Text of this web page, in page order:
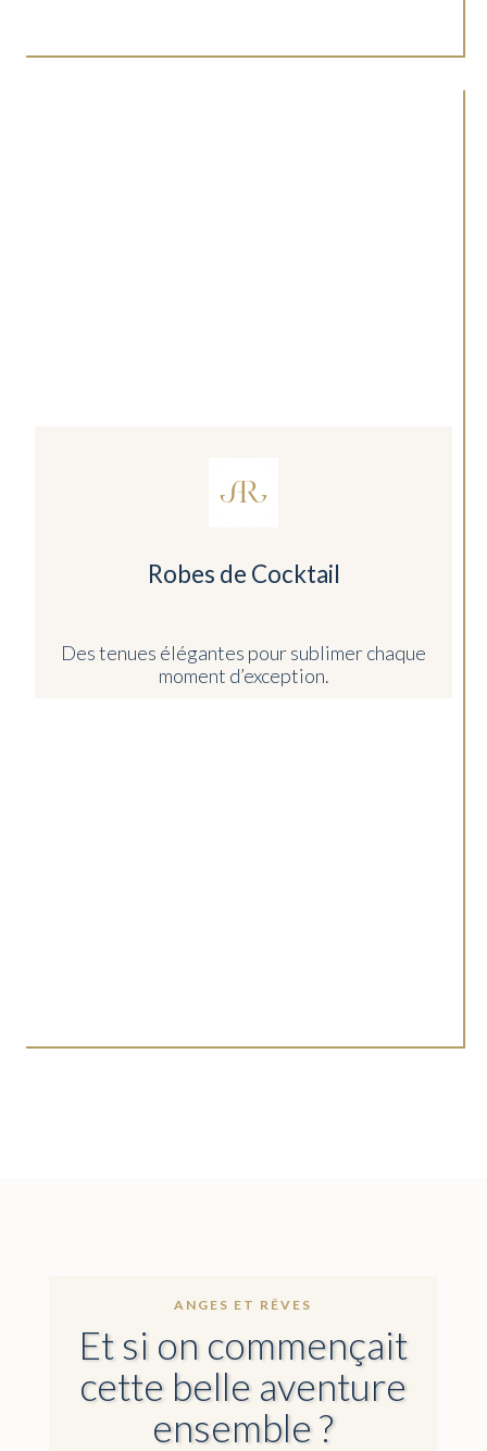
Robes de Cocktail
Des tenues élégantes pour sublimer chaque
moment d’exception.
ANGES ET RÊVES
Et si on commençait
cette belle aventure
ensemble ?